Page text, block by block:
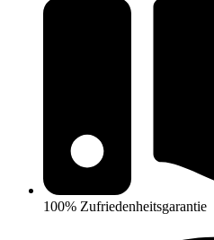
100% Zufriedenheitsgarantie